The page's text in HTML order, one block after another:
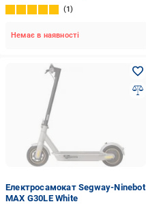
1
Немає в наявності
Електросамокат Segway-Ninebot
MAX G30LE White